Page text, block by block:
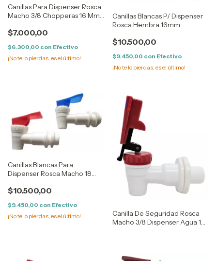
Canillas Para Dispenser Rosca
Macho 3/8 Chopperas 16 Mm
$7.000,00
$6.300,00 con Efectivo
¡No te lo pierdas, es el último!
Canillas Blancas P/ Dispenser
Rosca Hembra 16mm
$10.500,00
$9.450,00 con Efectivo
¡No te lo pierdas, es el último!
Canillas Blancas Para
Dispenser Rosca Macho 18
$10.500,00
$9.450,00 con Efectivo
¡No te lo pierdas, es el último!
Canilla De Seguridad Rosca
Macho 3/8 Dispenser Agua 16